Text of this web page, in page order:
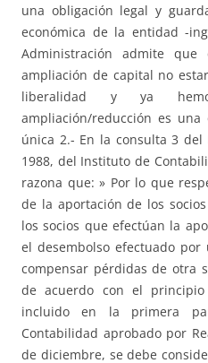
una obligación legal y
económica de la entidad -
Administración admite
ampliación de capital no
liberalidad y ya
ampliación/reducción es
única 2.- En la consulta 3
1988, del Instituto de
razona que: » Por lo que
de la aportación de los
los socios que efectúan la
el desembolso efectuado
compensar pérdidas de otra
de acuerdo con el
incluido en la primera
Contabilidad aprobado por
de diciembre, se debe